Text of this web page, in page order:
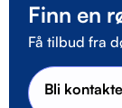
Finn en
Få tilbud fra
Bli